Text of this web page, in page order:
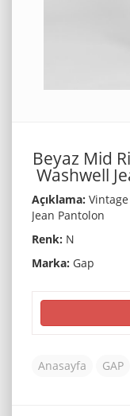
Beyaz Mid
Washwell
Açıklama:
Jean Pantolon
Renk: N
Marka: Gap
Anasayfa GAP